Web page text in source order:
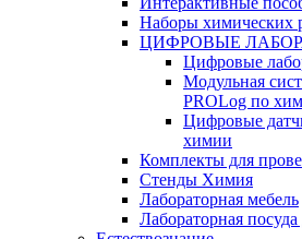
Наборы химических
ЦИФРОВЫЕ
Цифровые
Модульная
PROLog по
Цифровые
химии
Комплекты для
Стенды Химия
Лабораторная мебель
Лабораторная